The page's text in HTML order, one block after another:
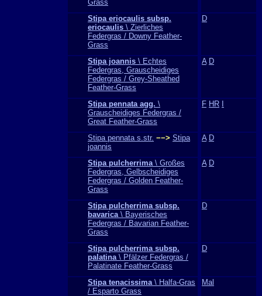
Grass
Stipa eriocaulis subsp.
eriocaulis \ Zierliches
Federgras / Downy Feather-
Grass
D
Stipa joannis \ Echtes
Federgras, Grauscheidiges
Federgras / Grey-Sheathed
Feather-Grass
A D
Stipa pennata agg. \
Grauscheidiges Federgras /
Great Feather-Grass
F HR
Stipa pennata s.str. −−> Stipa
joannis
A D
Stipa pulcherrima\ Großes
Federgras, Gelbscheidiges
Federgras / Golden Feather-
Grass
A D
Stipa pulcherrima subsp.
bavarica\ Bayerisches
Federgras / Bavarian Feather-
Grass
D
Stipa pulcherrima subsp.
palatina\ Pfälzer Federgras /
Palatinate Feather-Grass
D
Stipa tenacissima\ Halfa-Gras
/ Esparto Grass
Mal